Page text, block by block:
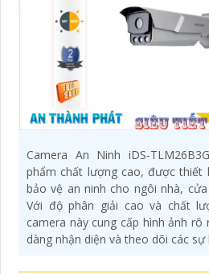
Camera An Ninh iDS-
phẩm chất lượng cao, được thiết
bảo vệ an ninh cho ngôi nhà,
Với độ phân giải cao và chất
camera này cung cấp hình ảnh rõ
dàng nhận diện và theo dõi các sự